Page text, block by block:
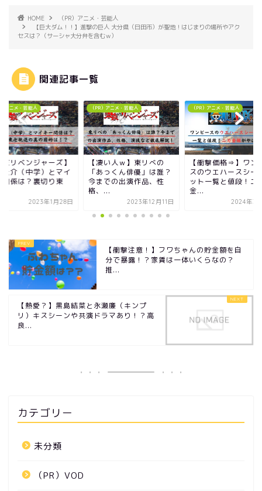
HOME
（PR）アニメ・芸能人
【巨大ダム！！】進撃の巨人 大分県（日田市）が聖地！はじまりの場所やアク
セスは？（サーシャ大分弁を含むｗ）
関連記事一覧
アニメ・芸能人
リベンジャーズ】
圭介（中学）とマイ
関係は？裏切り東
2023年1月28日
（PR）アニメ・芸能人
【凄い人ｗ】東リべの
「あっくん俳優」は誰？
今までの出演作品、性
格、...
2023年12月11日
（PR）アニメ・芸能人
【衝撃価格⇒】ワン
スのウエハースシー
ット一覧と値段！ニ
金...
2024年3
【衝撃注意！】フワちゃんの貯金額を自
分で暴露！？家賃は一体いくらなの？
推...
【熱愛？】黒島結菜と永瀬廉（キンプ
リ）キスシーンや共演ドラマあり！？高
良...
カテゴリー
未分類
（PR）VOD